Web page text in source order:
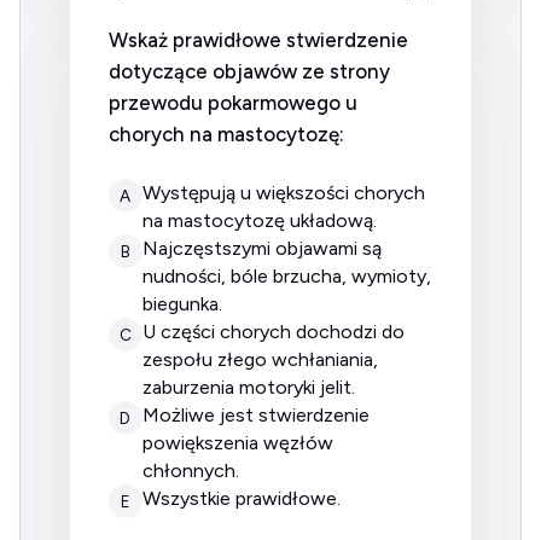
Wskaż prawidłowe stwierdzenie
dotyczące objawów ze strony
przewodu pokarmowego u
chorych na mastocytozę:
A
występują u większości chorych
na mastocytozę układową.
B
najczęstszymi objawami są
nudności, bóle brzucha, wymioty,
biegunka.
C
u części chorych dochodzi do
zespołu złego wchłaniania,
zaburzenia motoryki jelit.
D
możliwe jest stwierdzenie
powiększenia węzłów
chłonnych.
E wszystkie prawidłowe.